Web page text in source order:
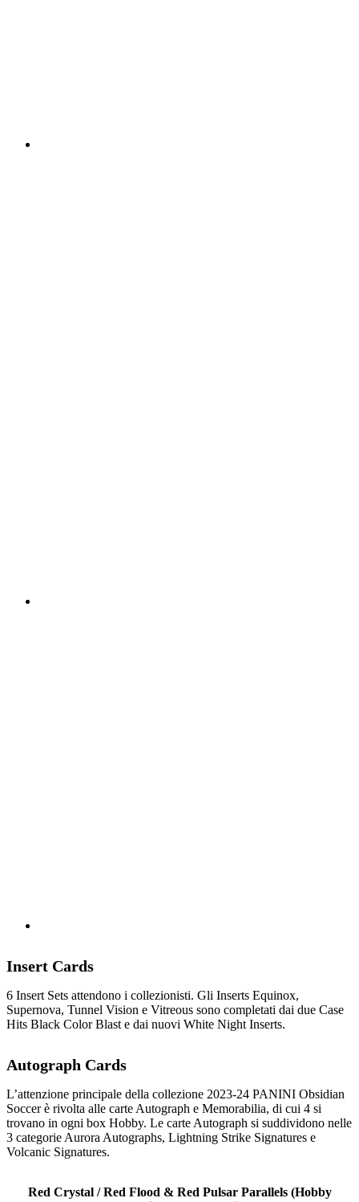
Insert Cards
6 Insert Sets attendono i collezionisti. Gli Inserts Equinox,
Supernova, Tunnel Vision e Vitreous sono completati dai due Case
Hits Black Color Blast e dai nuovi White Night Inserts.
Autograph Cards
L’attenzione principale della collezione 2023-24 PANINI Obsidian
Soccer è rivolta alle carte Autograph e Memorabilia, di cui 4 si
trovano in ogni box Hobby. Le carte Autograph si suddividono nelle
3 categorie Aurora Autographs, Lightning Strike Signatures e
Volcanic Signatures.
Red Crystal / Red Flood & Red Pulsar Parallels (Hobby